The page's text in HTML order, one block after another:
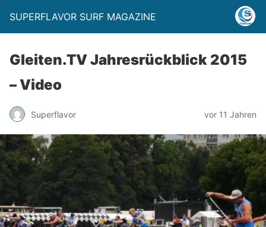
SUPERFLAVOR SURF MAGAZINE
Gleiten.TV Jahresrückblick 2015
– Video
Superflavor vor 11 Jahren